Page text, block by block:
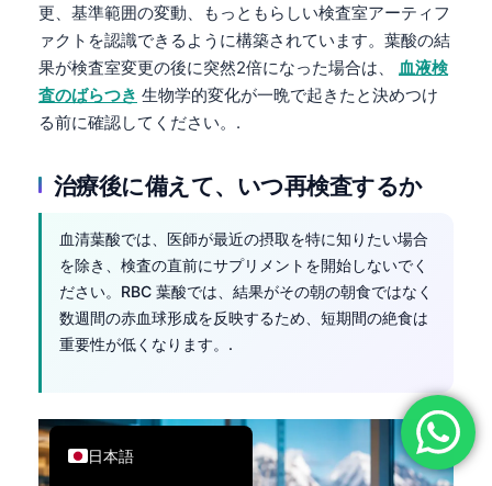
更、基準範囲の変動、もっともらしい検査室アーティフ
ァクトを認識できるように構築されています。葉酸の結
果が検査室変更の後に突然2倍になった場合は、
血液検
査のばらつき 生物学的変化が一晩で起きたと決めつけ
る前に確認してください。.
治療後に備えて、いつ再検査するか
血清葉酸では、医師が最近の摂取を特に知りたい場合
を除き、検査の直前にサプリメントを開始しないでく
ださい。RBC 葉酸では、結果がその朝の朝食ではなく
数週間の赤血球形成を反映するため、短期間の絶食は
重要性が低くなります。.
日本語
English
العربية
Français
עִבְרִית
Italiano
Español
Ελληνικά
Türkçe
Română
简体中文